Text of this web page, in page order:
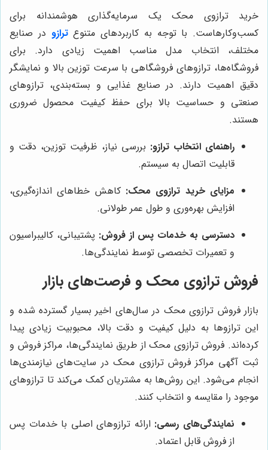
خرید ترازوی محک یک سرمایه‌گذاری هوشمندانه برای
کسب‌وکارهاست. با توجه به کاربردهای متنوعترازو در صنایع
مختلف، انتخاب مدل مناسب اهمیت زیادی دارد. برای
فروشگاه‌ها، ترازوهای فروشگاهی با سرعت توزین بالا و نمایشگر
دقیق اهمیت دارند. در صنایع غذایی و بسته‌بندی، ترازوهای
صنعتی و حساسیت بالا برای حفظ کیفیت محصول ضروری
هستند.
راهنمای انتخاب ترازو: بررسی نیاز، ظرفیت توزین، دقت و
قابلیت اتصال به سیستم.
مزایای خرید ترازوی محک: کاهش خطاهای اندازه‌گیری،
افزایش بهره‌وری و طول عمر طولانی.
دسترسی به خدمات پس از فروش: پشتیبانی، کالیبراسیون
و تعمیرات تخصصی توسط نمایندگی‌ها.
فروش ترازوی محک و فرصت‌های بازار
بازار فروش ترازوی محک در سال‌های اخیر بسیار گسترده شده و
این ترازوها به دلیل کیفیت و دقت بالا، محبوبیت زیادی پیدا
کرده‌اند. فروش ترازوی محک از طریق نمایندگی‌ها، مراکز فروش و
ثبت آگهی مراکز فروش ترازوی محک در سایت‌های نیازمندی‌ها
انجام می‌شود. این روش‌ها به مشتریان کمک می‌کند تا ترازوهای
موجود را مقایسه و انتخاب کنند.
نمایندگی‌های رسمی: ارائه ترازوهای اصلی با خدمات پس
از فروش قابل اعتماد.